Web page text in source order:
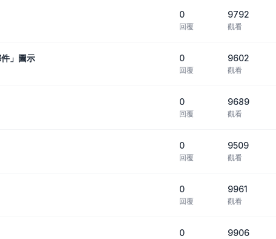
0
回覆
9792
觀看
」圖示 0
回覆
9602
觀看
0
回覆
9689
觀看
0
回覆
9509
觀看
0
回覆
9961
觀看
0 9906